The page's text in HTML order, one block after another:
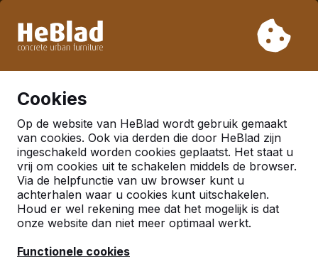
week 33. Houdt u daarom rekening met langere levertijden.
Cookies
Op de website van HeBlad wordt gebruik gemaakt
van cookies. Ook via derden die door HeBlad zijn
ingeschakeld worden cookies geplaatst. Het staat u
vrij om cookies uit te schakelen middels de browser.
Via de helpfunctie van uw browser kunt u
achterhalen waar u cookies kunt uitschakelen.
Houd er wel rekening mee dat het mogelijk is dat
onze website dan niet meer optimaal werkt.
Functionele cookies
Al meer dan 30.000 producten verkocht
Meer
Tafelvoetbalspel voor
buiten
Tafelvoetbal is een spel dat al jarenlang populair is.
gelijk een menigte omheen vormen van mensen die